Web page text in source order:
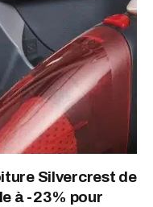
Silvercrest de
à -23% pour